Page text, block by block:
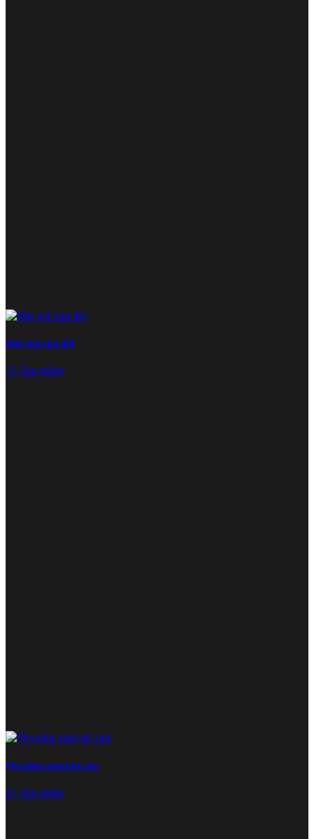
Máy hút sữa đôi
11 Sản phẩm
Phụ kiện máy hút sữa
21 Sản phẩm